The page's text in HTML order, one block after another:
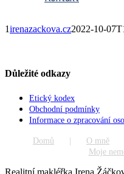
1irenazackova.cz2022-10-
Důležité odkazy
Etický kodex
Obchodní podmínky
Informace o zpracování
Domů O mně
Moje
Realitní makléřka Irena